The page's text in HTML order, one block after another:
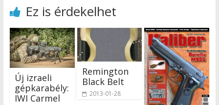
Ez is érdekelhet
Új izraeli
gépkarabély:
IWI Carmel
Remington
Black Belt
2013-01-28